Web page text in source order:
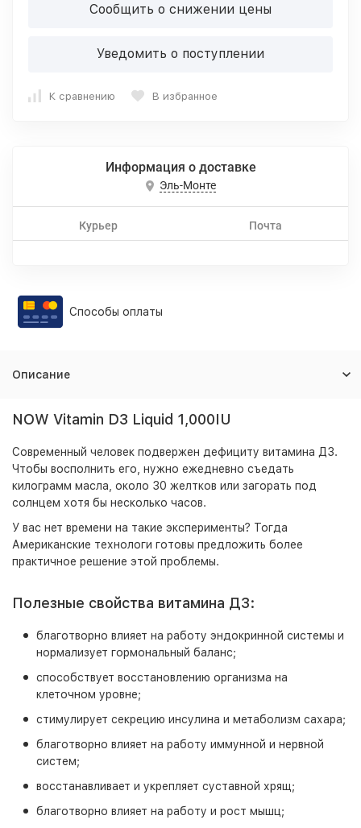
Сообщить о снижении цены
Уведомить о поступлении
К сравнению В избранное
Информация о доставке
Эль-Монте
Курьер Почта
Способы оплаты
Описание
NOW Vitamin D3 Liquid 1,000IU
Современный человек подвержен дефициту витамина Д3.
Чтобы восполнить его, нужно ежедневно съедать
килограмм масла, около 30 желтков или загорать под
солнцем хотя бы несколько часов.
У вас нет времени на такие эксперименты? Тогда
Американские технологи готовы предложить более
практичное решение этой проблемы.
Полезные свойства витамина Д3:
благотворно влияет на работу эндокринной системы и
нормализует гормональный баланс;
способствует восстановлению организма на
клеточном уровне;
стимулирует секрецию инсулина и метаболизм сахара;
благотворно влияет на работу иммунной и нервной
систем;
восстанавливает и укрепляет суставной хрящ;
благотворно влияет на работу и рост мышц;